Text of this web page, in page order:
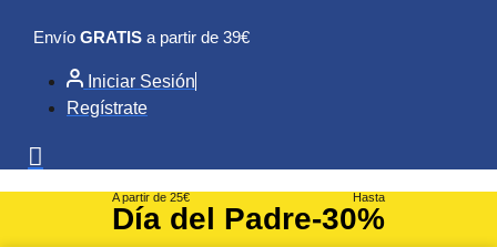
contenido
Envío GRATIS a partir de 39€
Iniciar Sesión
Regístrate
A partir de 25€
Día del Padre
Hasta
-30%